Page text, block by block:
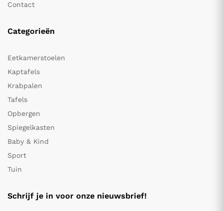
Contact
Categorieën
Eetkamerstoelen
Kaptafels
Krabpalen
Tafels
Opbergen
Spiegelkasten
Baby & Kind
Sport
Tuin
Schrijf je in voor onze nieuwsbrief!